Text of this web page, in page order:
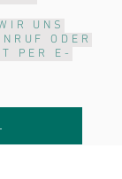
UNS
ODER
PER E-